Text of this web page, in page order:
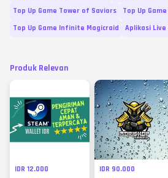
Top Up Game Tower of Saviors
Top Up
Top Up Game Infinite Magicraid
Aplikasi Live
Produk Relevan
IDR 12.000 IDR 90.000